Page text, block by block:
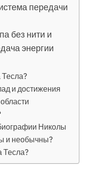
передачи
без нити и
энергии
Тесла?
и достижения
Николы
и необычны?
Тесла?